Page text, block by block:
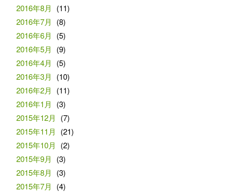
2016年8月
(11)
2016年7月
(8)
2016年6月
(5)
2016年5月
(9)
2016年4月
(5)
2016年3月
(10)
2016年2月
(11)
2016年1月
(3)
2015年12月
(7)
2015年11月
(21)
2015年10月
(2)
2015年9月
(3)
2015年8月
(3)
2015年7月
(4)